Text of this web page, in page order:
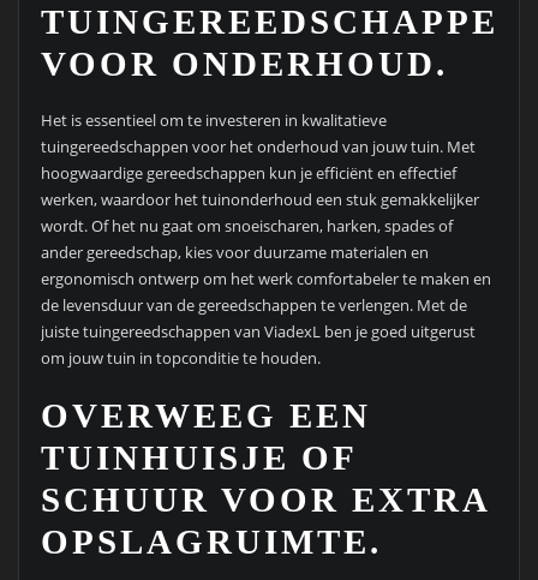
TUINGEREEDSCHAPPEN
VOOR ONDERHOUD.
Het is essentieel om te investeren in kwalitatieve
tuingereedschappen voor het onderhoud van jouw tuin. Met
hoogwaardige gereedschappen kun je efficiënt en effectief
werken, waardoor het tuinonderhoud een stuk gemakkelijker
wordt. Of het nu gaat om snoeischaren, harken, spades of
ander gereedschap, kies voor duurzame materialen en
ergonomisch ontwerp om het werk comfortabeler te maken en
de levensduur van de gereedschappen te verlengen. Met de
juiste tuingereedschappen van ViadexL ben je goed uitgerust
om jouw tuin in topconditie te houden.
OVERWEEG EEN
TUINHUISJE OF
SCHUUR VOOR EXTRA
OPSLAGRUIMTE.